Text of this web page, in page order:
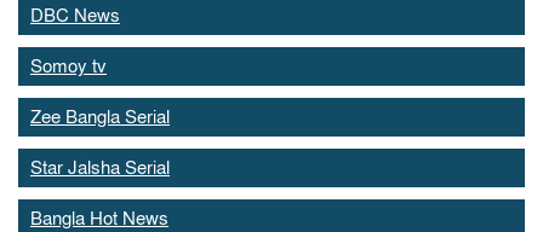
DBC News
Somoy tv
Zee Bangla Serial
Star Jalsha Serial
Bangla Hot News